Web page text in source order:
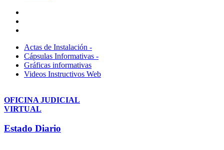
Actas de Instalación -
Cápsulas Informativas -
Gráficas informativas
Videos Instructivos Web
OFICINA JUDICIAL
VIRTUAL
Estado Diario